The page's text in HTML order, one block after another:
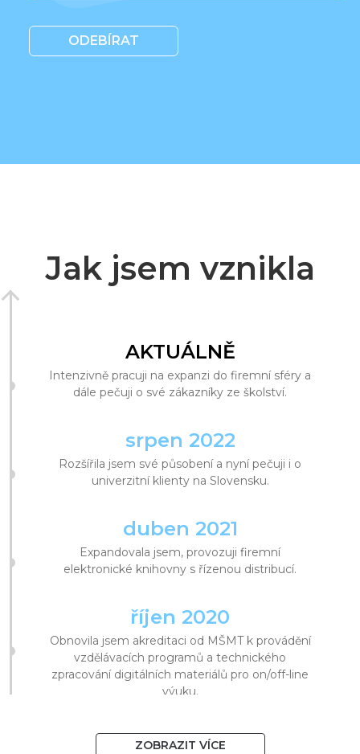
ODEBÍRAT
Jak jsem vznikla
AKTUÁLNĚ
Intenzivně pracuji na expanzi do firemní sféry a
dále pečuji o své zákazníky ze školství.
srpen 2022
Rozšířila jsem své působení a nyní pečuji i o
univerzitní klienty na Slovensku.
duben 2021
Expandovala jsem, provozuji firemní
elektronické knihovny s řízenou distribucí.
říjen 2020
Obnovila jsem akreditaci od MŠMT k provádění
vzdělávacích programů a technického
zpracování digitálních materiálů pro on/off-line
výuku.
srpen 2020
ZOBRAZIT VÍCE